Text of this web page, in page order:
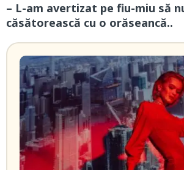
– L-am avertizat pe fiu-miu să
căsătorească cu o orăseancă..